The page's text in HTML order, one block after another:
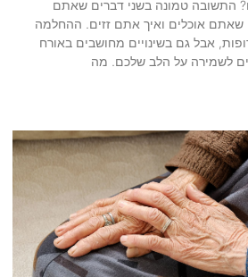
התשובה טמונה בשני דברים שאתם
שאתם אוכלים ואיך אתם זזים. ההחלמה
אבל גם בשינויים מחושבים באורח
לשמירה על הלב שלכם. מה